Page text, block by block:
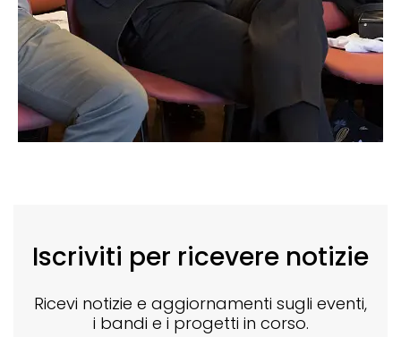
Iscriviti per ricevere notizie
Ricevi notizie e aggiornamenti sugli eventi,
i bandi e i progetti in corso.